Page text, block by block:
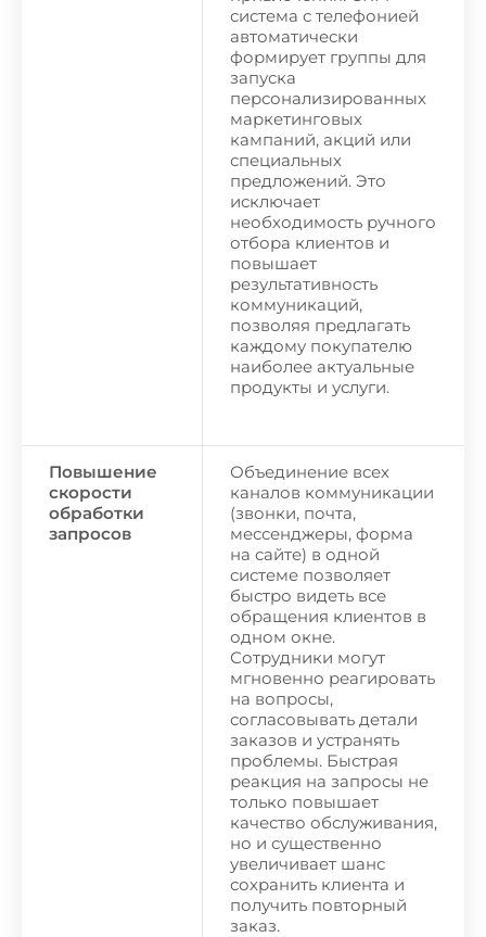
система с телефонией
автоматически
формирует группы для
запуска
персонализированных
маркетинговых
кампаний, акций или
специальных
предложений. Это
исключает
необходимость ручного
отбора клиентов и
повышает
результативность
коммуникаций,
позволяя предлагать
каждому покупателю
наиболее актуальные
продукты и услуги.
Повышение
скорости
обработки
запросов
Объединение всех
каналов коммуникации
(звонки, почта,
мессенджеры, форма
на сайте) в одной
системе позволяет
быстро видеть все
обращения клиентов в
одном окне.
Сотрудники могут
мгновенно реагировать
на вопросы,
согласовывать детали
заказов и устранять
проблемы. Быстрая
реакция на запросы не
только повышает
качество обслуживания,
но и существенно
увеличивает шанс
сохранить клиента и
получить повторный
заказ.